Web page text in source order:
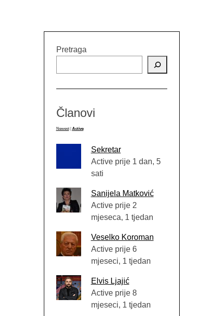
Pretraga
Članovi
Newest Active
Sekretar
Active prije 1 dan, 5
sati
Sanijela Matković
Active prije 2
mjeseca, 1 tjedan
Veselko Koroman
Active prije 6
mjeseci, 1 tjedan
Elvis Ljajić
Active prije 8
mjeseci, 1 tjedan